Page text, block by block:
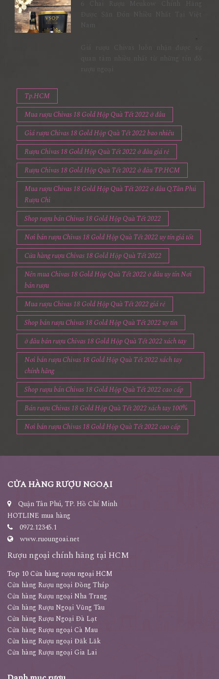
6 Chai Rượu Meukow Chính Hãng
Tp.HCM
Mua rượu Chivas 18 Gold Hộp Quà Tết 2022 ở đâu
Giá rượu Chivas 18 Gold Hộp Quà Tết 2022 bao nhiêu
Rượu Chivas 18 Gold Hộp Quà Tết 2022 ở đâu giá rẻ
Rượu Chivas 18 Gold Hộp Quà Tết 2022 ở đâu TP.HCM
Mua rượu Chivas 18 Gold Hộp Quà Tết 2022 ở đâu Q.Tân Phú
Rượu Chi
Shop rượu bán Chivas 18 Gold Hộp Quà Tết 2022
Nơi bán rượu Chivas 18 Gold Hộp Quà Tết 2022 uy tín giá tốt
Cửa hàng rượu Chivas 18 Gold Hộp Quà Tết 2022
Nên mua Chivas 18 Gold Hộp Quà Tết 2022 ở đâu uy tín Nơi
bán rượu
Mua rượu Chivas 18 Gold Hộp Quà Tết 2022 giá rẻ
Shop bán rượu Chivas 18 Gold Hộp Quà Tết 2022 uy tín
ở đâu bán rượu Chivas 18 Gold Hộp Quà Tết 2022 xách tay
Nơi bán rượu Chivas 18 Gold Hộp Quà Tết 2022 xách tay
chính hãng
Shop rượu bán Chivas 18 Gold Hộp Quà Tết 2022 cao cấp
Bán rượu Chivas 18 Gold Hộp Quà Tết 2022 xách tay 100%
Nơi bán rượu Chivas 18 Gold Hộp Quà Tết 2022 cao cấp
CỬA HÀNG RƯỢU NGOẠI
Quận Tân Phú, TP. Hồ Chí Minh
HOTLINE mua hàng
0972.12345.1
www.ruoungoai.net
Rượu ngoại chính hãng tại HCM
Top 10 Cửa hàng rượu ngoại HCM
Cửa hàng Rượu ngoại Đồng Tháp
Cửa hàng Rượu ngoại Nha Trang
Cửa hàng Rượu Ngoại Vũng Tàu
Cửa hàng Rượu Ngoại Đà Lạt
Cửa hàng Rượu ngoại Cà Mau
Cửa hàng Rượu ngoại Đăk Lăk
Cửa hàng Rượu ngoại Gia Lai